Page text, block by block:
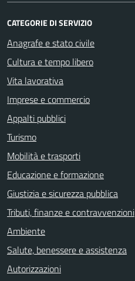
CATEGORIE DI SERVIZIO
Anagrafe e stato civile
Cultura e tempo libero
Vita lavorativa
Imprese e commercio
Appalti pubblici
Turismo
Mobilità e trasporti
Educazione e formazione
Giustizia e sicurezza pubblica
Tributi, finanze e contravvenzioni
Ambiente
Salute, benessere e assistenza
Autorizzazioni